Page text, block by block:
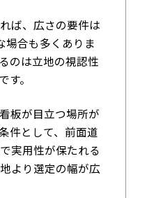
ば、広さの要件は
場合も多くありま
のは立地の視認性
す。
板が目立つ場所が
件として、前面道
実用性が保たれる
より選定の幅が広